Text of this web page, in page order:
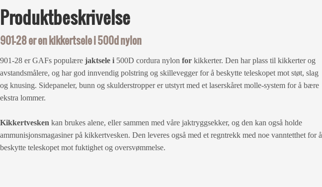
Produktbeskrivelse
901-28 er en kikkertsele i 500d nylon
901-28 er GAFs populære jaktsele i 500D cordura nylon for kikkerter. Den har plass til kikkerter og
avstandsmålere, og har god innvendig polstring og skillevegger for å beskytte teleskopet mot støt, slag
og knusing. Sidepaneler, bunn og skulderstropper er utstyrt med et laserskåret molle-system for å bære
ekstra lommer.
Kikkertvesken kan brukes alene, eller sammen med våre jaktryggsekker, og den kan også holde
ammunisjonsmagasiner på kikkertvesken. Den leveres også med et regntrekk med noe vanntetthet for å
beskytte teleskopet mot fuktighet og oversvømmelse.